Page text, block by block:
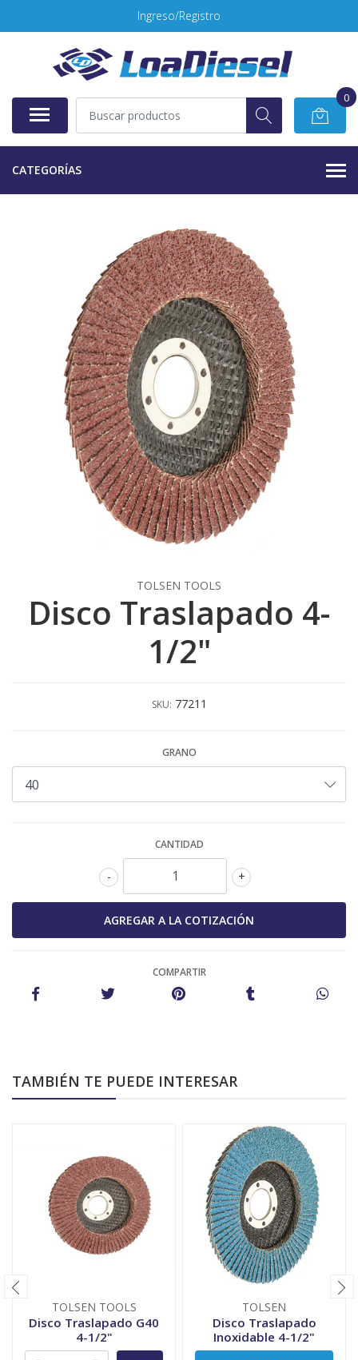
Ingreso/Registro
0
CATEGORÍAS
TOLSEN TOOLS
Disco Traslapado 4-
1/2"
SKU: 77211
GRANO
CANTIDAD
+
-
COMPARTIR
TAMBIÉN TE PUEDE INTERESAR
TOLSEN TOOLS
Disco Traslapado G40
4-1/2"
TOLSEN
Disco Traslapado
Inoxidable 4-1/2"